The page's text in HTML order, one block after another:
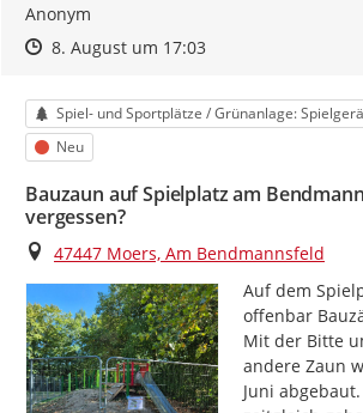
Anonym
Zeitpunkt des Erstellens
Zeitpunkt des Erstellens
8. August um 17:03Zur Äußerung
Kategorie
Spiel- und Sportplätze / Grünanlage:
Status
Neu
Bauzaun auf Spielplatz am
vergessen?
Ort
47447 Moers, Am Bendmannsfeld
Auf dem
offenbar
Mit der Bitte
andere Zaun
Juni